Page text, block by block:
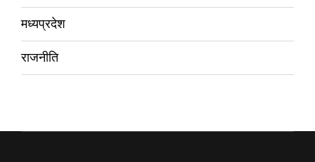
मध्यप्रदेश
राजनीति